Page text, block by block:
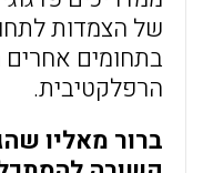
של הצמדות
בתחומים
הרפלקטיבית.
ברור מאליו